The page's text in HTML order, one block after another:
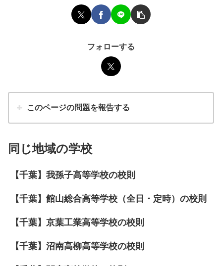
フォローする
このページの問題を報告する
同じ地域の学校
【千葉】我孫子高等学校の校則
【千葉】館山総合高等学校（全日・定時）の校則
【千葉】京葉工業高等学校の校則
【千葉】沼南高柳高等学校の校則